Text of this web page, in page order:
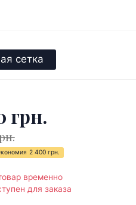
сетка
грн.
2 400 грн.
временно
для заказа